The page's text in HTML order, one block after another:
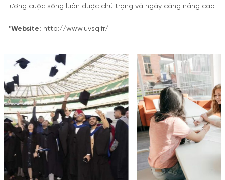
lương cuộc sống luôn được chú trọng và ngày càng nâng cao.
*Website: http://www.uvsq.fr/